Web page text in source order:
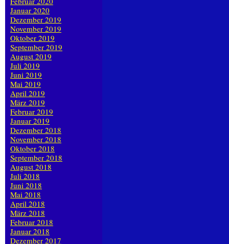
Januar 2020
Dezember 2019
November 2019
Oktober 2019
September 2019
August 2019
Juli 2019
Juni 2019
Mai 2019
April 2019
März 2019
Februar 2019
Januar 2019
Dezember 2018
November 2018
Oktober 2018
September 2018
August 2018
Juli 2018
Juni 2018
Mai 2018
April 2018
März 2018
Februar 2018
Januar 2018
Dezember 2017